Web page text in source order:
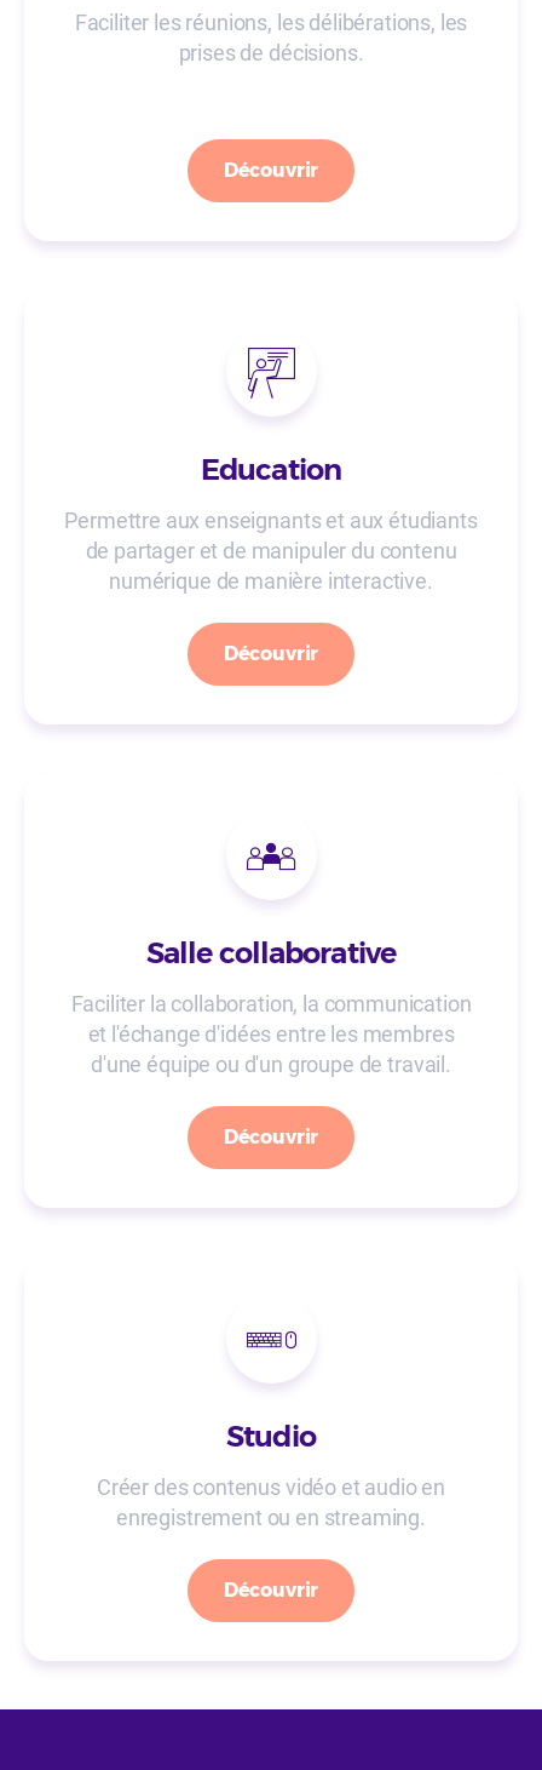
Faciliter les réunions, les délibérations, les
prises de décisions.
Découvrir
Education
Permettre aux enseignants et aux étudiants
de partager et de manipuler du contenu
numérique de manière interactive.
Découvrir
Salle collaborative
Faciliter la collaboration, la communication
et l'échange d'idées entre les membres
d'une équipe ou d'un groupe de travail.
Découvrir
Studio
Créer des contenus vidéo et audio en
enregistrement ou en streaming.
Découvrir